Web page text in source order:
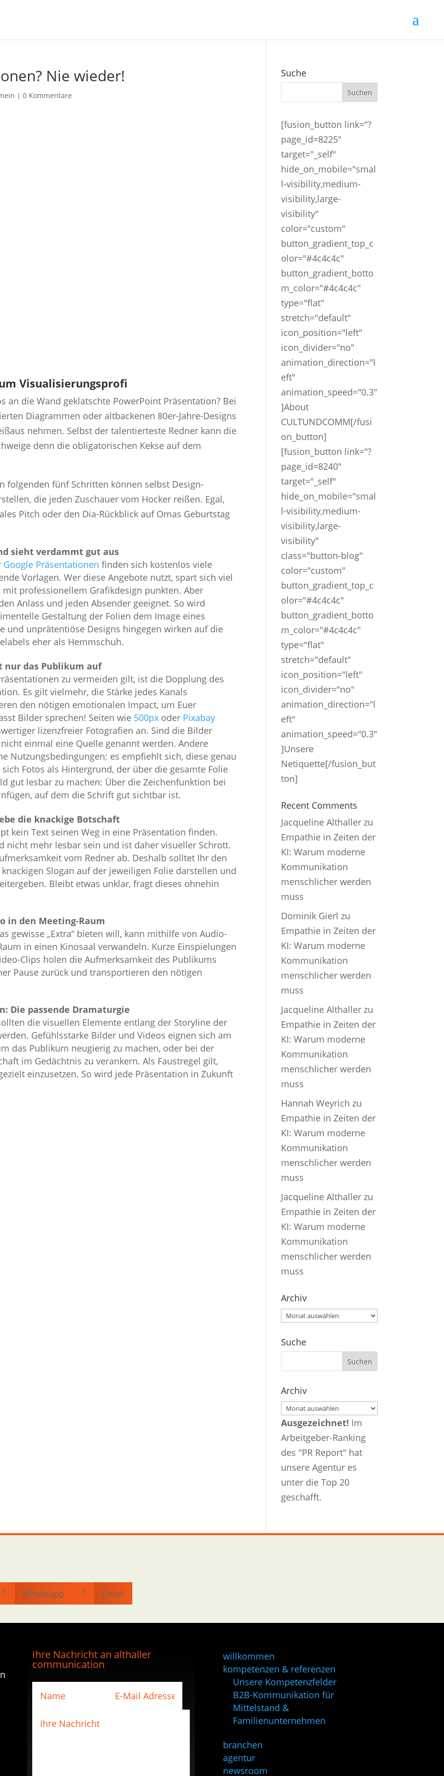
Nie wieder!
|0 Kommentare
Visualisierungsprofi
an die Wand geklatschte PowerPoint Präsentation? Bei
Diagrammen oder altbackenen 80er-Jahre-Designs
nehmen. Selbst der talentierteste Redner kann die
denn die obligatorischen Kekse auf dem
folgenden fünf Schritten können selbst Design-
die jeden Zuschauer vom Hocker reißen. Egal,
Pitch oder den Dia-Rückblick auf Omas Geburtstag
sieht verdammt gut aus
Google Präsentationen finden sich kostenlos viele
Vorlagen. Wer diese Angebote nutzt, spart sich viel
professionellem Grafikdesign punkten. Aber
Anlass und jeden Absender geeignet. So wird
Gestaltung der Folien dem Image eines
und unprätentiöse Designs hingegen wirken auf die
eher als Hemmschuh.
nur das Publikum auf
zu vermeiden gilt, ist die Dopplung des
Es gilt vielmehr, die Stärke jedes Kanals
den nötigen emotionalen Impact, um Euer
Bilder sprechen! Seiten wie 500px oder Pixabay
lizenzfreier Fotografien an. Sind die Bilder
einmal eine Quelle genannt werden. Andere
Nutzungsbedingungen; es empfiehlt sich, diese genau
Fotos als Hintergrund, der über die gesamte Folie
gut lesbar zu machen: Über die Zeichenfunktion bei
auf dem die Schrift gut sichtbar ist.
die knackige Botschaft
kein Text seinen Weg in eine Präsentation finden.
nicht mehr lesbar sein und ist daher visueller Schrott.
vom Redner ab. Deshalb solltet Ihr den
Slogan auf der jeweiligen Folie darstellen und
Bleibt etwas unklar, fragt dieses ohnehin
in den Meeting-Raum
gewisse „Extra“ bieten will, kann mithilfe von Audio-
in einen Kinosaal verwandeln. Kurze Einspielungen
Clips holen die Aufmerksamkeit des Publikums
Pause zurück und transportieren den nötigen
Die passende Dramaturgie
die visuellen Elemente entlang der Storyline der
Gefühlsstarke Bilder und Videos eignen sich am
das Publikum neugierig zu machen, oder bei der
im Gedächtnis zu verankern. Als Faustregel gilt,
einzusetzen. So wird jede Präsentation in Zukunft
Suche
[fusion_button link="?
page_id=8225"
target="_self"
hide_on_mobile="smal
l-visibility,medium-
visibility,large-
visibility"
color="custom"
button_gradient_top_c
olor="#4c4c4c"
button_gradient_botto
m_color="#4c4c4c"
type="flat"
stretch="default"
icon_position="left"
icon_divider="no"
animation_direction="l
eft"
animation_speed="0.3"
]About
CULTUNDCOMM[/fusi
on_button]
[fusion_button link="?
page_id=8240"
target="_self"
hide_on_mobile="smal
l-visibility,medium-
visibility,large-
visibility"
class="button-blog"
color="custom"
button_gradient_top_c
olor="#4c4c4c"
button_gradient_botto
m_color="#4c4c4c"
type="flat"
stretch="default"
icon_position="left"
icon_divider="no"
animation_direction="l
eft"
animation_speed="0.3"
]Unsere
Netiquette[/fusion_but
ton]
Recent Comments
Jacqueline Althaller zu
Empathie in Zeiten der
KI: Warum moderne
Kommunikation
menschlicher werden
muss
Dominik Gierl zu
Empathie in Zeiten der
KI: Warum moderne
Kommunikation
menschlicher werden
muss
Jacqueline Althaller zu
Empathie in Zeiten der
KI: Warum moderne
Kommunikation
menschlicher werden
muss
Hannah Weyrich zu
Empathie in Zeiten der
KI: Warum moderne
Kommunikation
menschlicher werden
muss
Jacqueline Althaller zu
Empathie in Zeiten der
KI: Warum moderne
Kommunikation
menschlicher werden
muss
Archiv
Archiv
Suche
Archiv
Archiv
Ausgezeichnet! Im
Arbeitgeber-Ranking
des "PR Report" hat
unsere Agentur es
unter die Top 20
geschafft.
 Whatsapp  Email
Ihre Nachricht an althaller
communication
willkommen
kompetenzen & referenzen
Unsere Kompetenzfelder
B2B-Kommunikation für
Mittelstand &
Familienunternehmen
branchen
agentur
newsroom